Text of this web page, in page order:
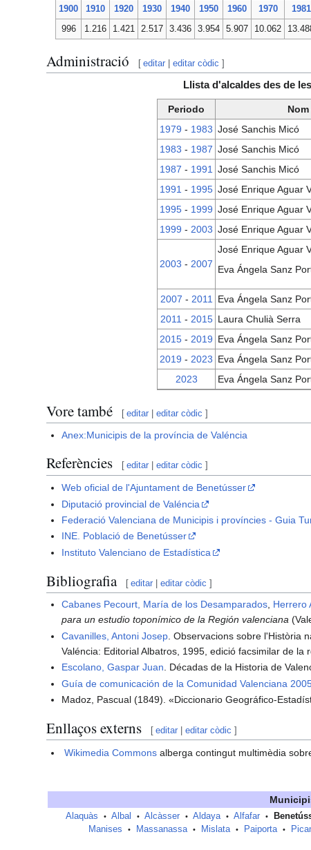
1900
1910 1920 1930 1940 1950 1960 1970 1981
996
1.216 1.421 2.517 3.436 3.954 5.907 10.062
Administració [ editar |editar còdic ]
Llista d'alcaldes des de
Periodo
1979 - 1983 José Sanchis Micó
1983 - 1987 José Sanchis Micó
1987 - 1991 José Sanchis Micó
1991 - 1995 José Enrique Aguar
1995 - 1999 José Enrique Aguar
1999 - 2003 José Enrique Aguar
2003 - 2007
José Enrique Aguar
Eva Ángela Sanz
2007 - 2011 Eva Ángela Sanz
2011 - 2015 Laura Chulià Serra
2015 - 2019 Eva Ángela Sanz
2019 - 2023 Eva Ángela Sanz
2023
Eva Ángela Sanz
Vore també [ editar |editar còdic ]
Anex:Municipis de la província de Valéncia
Referències [ editar |editar còdic ]
Web oficial de l'Ajuntament de Benetússer
Diputació provincial de Valéncia
Federació Valenciana de Municipis i províncies - Guia
INE. Població de Benetússer
Instituto Valenciano de Estadística
Bibliografia [ editar |editar còdic ]
Cabanes Pecourt, María de los Desamparados, Herrero
para un estudio toponímico de la Región valenciana
Cavanilles, Antoni Josep . Observacions sobre l'Història
Valéncia: Editorial Albatros, 1995, edició facsimilar de
Escolano, Gaspar Juan. Décadas de la Historia de
Guía de comunicación de la Comunidad Valenciana
Madoz, Pascual (1849). «Diccionario Geográfico-
Enllaços externs [ editar |editar còdic ]
Wikimedia Commons alberga contingut multimèdia
Alaquàs • Albal • Alcàsser • Aldaya • Alfafar •
Manises • Massanassa • Mislata • Paiporta •